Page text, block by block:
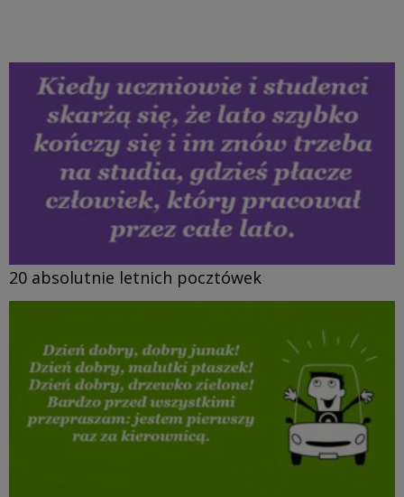
20 absolutnie letnich pocztówek